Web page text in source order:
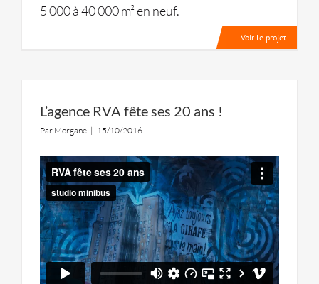
5 000 à 40 000 m² en neuf.
Voir le projet
L’agence RVA fête ses 20 ans !
Par Morgane | 15/10/2016